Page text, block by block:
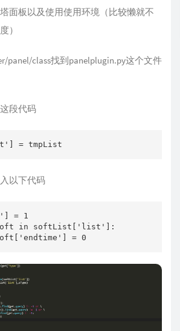
面板以及使用使用环境（比较懒就不
）
panel/class找到panelplugin.py这个文件
段代码
= tmpList
以下代码
= 1
in softList['list']:
= 0